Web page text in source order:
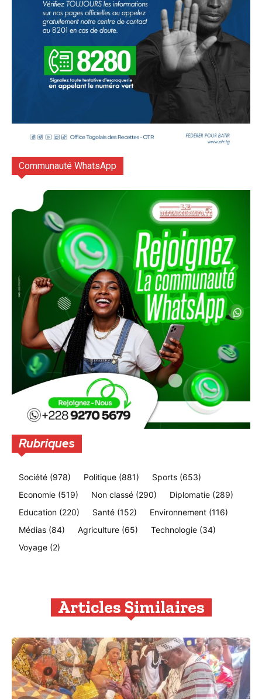
Communauté WhatsApp
Rubriques
Société (978) Politique (881) Sports (653)
Economie (519) Non classé (290) Diplomatie (289)
Education (220) Santé (152) Environnement (116)
Médias (84) Agriculture (65) Technologie (34)
Voyage (2)
Articles Similaires